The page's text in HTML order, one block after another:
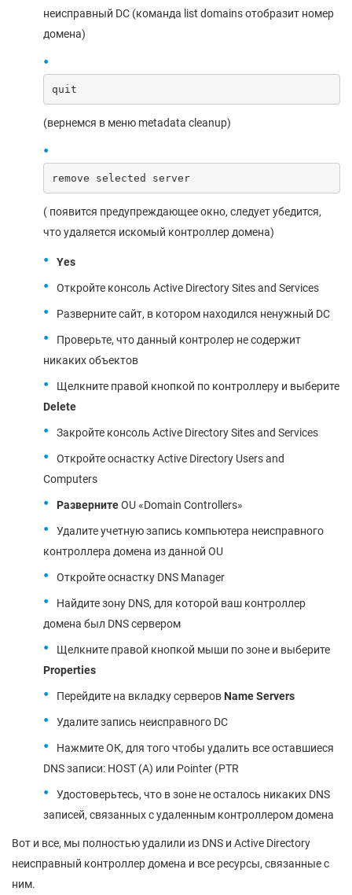
неисправный DC (команда list domains отобразит номер
домена)
quit
(вернемся в меню metadata cleanup)
remove selected server
( появится предупреждающее окно, следует убедится,
что удаляется искомый контроллер домена)
Yes
Откройте консоль Active Directory Sites and Services
Разверните сайт, в котором находился ненужный DC
Проверьте, что данный контролер не содержит
никаких объектов
Щелкните правой кнопкой по контроллеру и выберите
Delete
Закройте консоль Active Directory Sites and Services
Откройте оснастку Active Directory Users and
Computers
РазвернитеOU «Domain Controllers»
Удалите учетную запись компьютера неисправного
контроллера домена из данной OU
Откройте оснастку DNS Manager
Найдите зону DNS, для которой ваш контроллер
домена был DNS сервером
Щелкните правой кнопкой мыши по зоне и выберите
Properties
Перейдите на вкладку серверов NameServers
Удалите запись неисправного DC
Нажмите ОК, для того чтобы удалить все оставшиеся
DNS записи: HOST (A) или Pointer (PTR
Удостоверьтесь, что в зоне не осталось никаких DNS
записей, связанных с удаленным контроллером домена
Вот и все, мы полностью удалили из DNS и Active Directory
неисправный контроллер домена и все ресурсы, связанные с
ним.